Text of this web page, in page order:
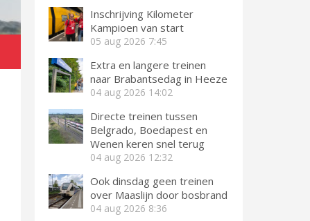
Inschrijving Kilometer
Kampioen van start
05 aug 2026 7:45
Extra en langere treinen
naar Brabantsedag in Heeze
04 aug 2026 14:02
Directe treinen tussen
Belgrado, Boedapest en
Wenen keren snel terug
04 aug 2026 12:32
Ook dinsdag geen treinen
over Maaslijn door bosbrand
04 aug 2026 8:36